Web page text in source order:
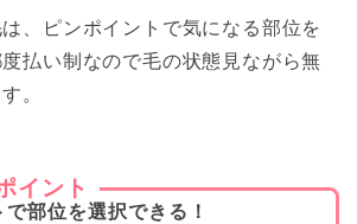
、ピンポイントで気になる部位を
払い制なので毛の状態見ながら無
。
イント
で部位を選択できる！